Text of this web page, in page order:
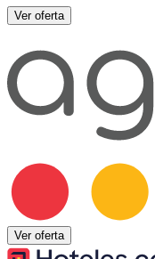
Ver oferta
Ver oferta